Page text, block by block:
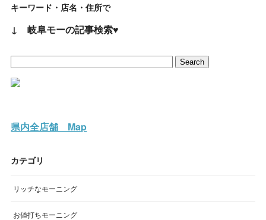
キーワード・店名・住所で
↓ 岐阜モーの記事検索♥
県内全店舗 Map
カテゴリ
リッチなモーニング
お値打ちモーニング